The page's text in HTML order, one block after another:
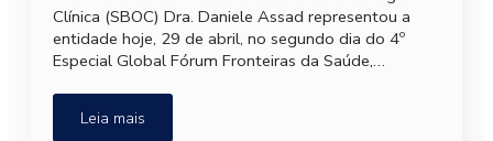
Clínica (SBOC) Dra. Daniele Assad representou a
entidade hoje, 29 de abril, no segundo dia do 4º
Especial Global Fórum Fronteiras da Saúde,…
Leia mais